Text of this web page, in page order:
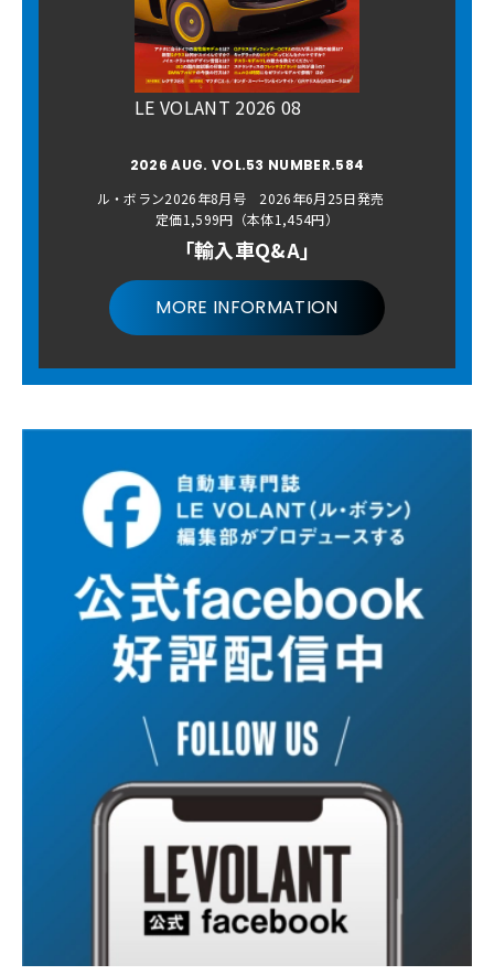
LE VOLANT 2026 08
2026 AUG. VOL.53 NUMBER.584
ル・ボラン2026年8月号 2026年6月25日発売
定価1,599円（本体1,454円）
「輸入車Q&A」
MORE INFORMATION